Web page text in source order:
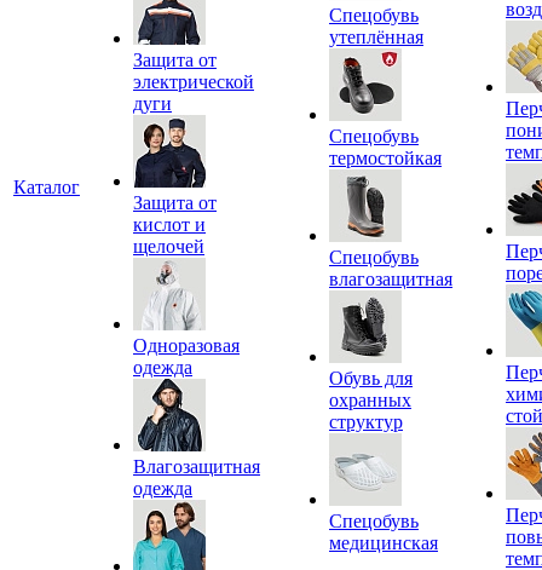
Каталог
Защита от
электрической
дуги
Защита от
кислот и
щелочей
Одноразовая
одежда
Влагозащитная
одежда
Спецобувь
утеплённая
Спецобувь
термостойкая
Спецобувь
влагозащитная
Обувь для
охранных
структур
Спецобувь
медицинская